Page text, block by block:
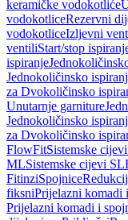
keramičke vodokotliće
vodokotliceRezervni
vodokotliceIzljevni
ventiliStart/stop
ispiranje
Jednokoličinsko
za Dvokoličinsko
Unutarnje garniture
Jednokoličinsko
za Dvokoličinsko
FlowFitSistemske
MLSistemske cijevi SL
FitinziSpojnice
fiksniPrijelazni komadi
Prijelazni komadi i